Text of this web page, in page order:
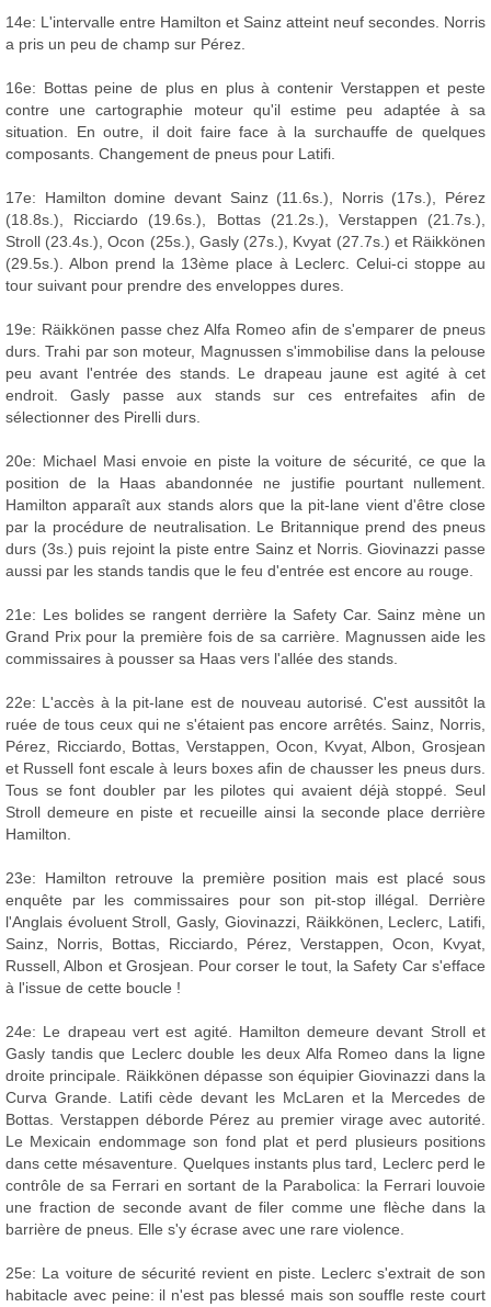
14e: L'intervalle entre Hamilton et Sainz atteint neuf secondes. Norris
a pris un peu de champ sur Pérez.
16e: Bottas peine de plus en plus à contenir Verstappen et peste
contre une cartographie moteur qu'il estime peu adaptée à sa
situation. En outre, il doit faire face à la surchauffe de quelques
composants. Changement de pneus pour Latifi.
17e: Hamilton domine devant Sainz (11.6s.), Norris (17s.), Pérez
(18.8s.), Ricciardo (19.6s.), Bottas (21.2s.), Verstappen (21.7s.),
Stroll (23.4s.), Ocon (25s.), Gasly (27s.), Kvyat (27.7s.) et Räikkönen
(29.5s.). Albon prend la 13ème place à Leclerc. Celui-ci stoppe au
tour suivant pour prendre des enveloppes dures.
19e: Räikkönen passe chez Alfa Romeo afin de s'emparer de pneus
durs. Trahi par son moteur, Magnussen s'immobilise dans la pelouse
peu avant l'entrée des stands. Le drapeau jaune est agité à cet
endroit. Gasly passe aux stands sur ces entrefaites afin de
sélectionner des Pirelli durs.
20e: Michael Masi envoie en piste la voiture de sécurité, ce que la
position de la Haas abandonnée ne justifie pourtant nullement.
Hamilton apparaît aux stands alors que la pit-lane vient d'être close
par la procédure de neutralisation. Le Britannique prend des pneus
durs (3s.) puis rejoint la piste entre Sainz et Norris. Giovinazzi passe
aussi par les stands tandis que le feu d'entrée est encore au rouge.
21e: Les bolides se rangent derrière la Safety Car. Sainz mène un
Grand Prix pour la première fois de sa carrière. Magnussen aide les
commissaires à pousser sa Haas vers l'allée des stands.
22e: L'accès à la pit-lane est de nouveau autorisé. C'est aussitôt la
ruée de tous ceux qui ne s'étaient pas encore arrêtés. Sainz, Norris,
Pérez, Ricciardo, Bottas, Verstappen, Ocon, Kvyat, Albon, Grosjean
et Russell font escale à leurs boxes afin de chausser les pneus durs.
Tous se font doubler par les pilotes qui avaient déjà stoppé. Seul
Stroll demeure en piste et recueille ainsi la seconde place derrière
Hamilton.
23e: Hamilton retrouve la première position mais est placé sous
enquête par les commissaires pour son pit-stop illégal. Derrière
l'Anglais évoluent Stroll, Gasly, Giovinazzi, Räikkönen, Leclerc, Latifi,
Sainz, Norris, Bottas, Ricciardo, Pérez, Verstappen, Ocon, Kvyat,
Russell, Albon et Grosjean. Pour corser le tout, la Safety Car s'efface
à l'issue de cette boucle !
24e: Le drapeau vert est agité. Hamilton demeure devant Stroll et
Gasly tandis que Leclerc double les deux Alfa Romeo dans la ligne
droite principale. Räikkönen dépasse son équipier Giovinazzi dans la
Curva Grande. Latifi cède devant les McLaren et la Mercedes de
Bottas. Verstappen déborde Pérez au premier virage avec autorité.
Le Mexicain endommage son fond plat et perd plusieurs positions
dans cette mésaventure. Quelques instants plus tard, Leclerc perd le
contrôle de sa Ferrari en sortant de la Parabolica: la Ferrari louvoie
une fraction de seconde avant de filer comme une flèche dans la
barrière de pneus. Elle s'y écrase avec une rare violence.
25e: La voiture de sécurité revient en piste. Leclerc s'extrait de son
habitacle avec peine: il n'est pas blessé mais son souffle reste court